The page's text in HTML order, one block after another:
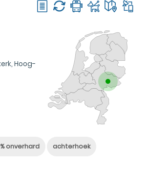
Hoog-
onverhard achterhoek